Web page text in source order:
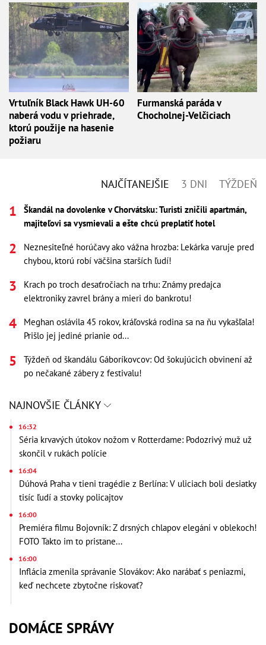
Vrtuľník Black Hawk UH-60
naberá vodu v priehrade,
ktorú použije na hasenie
požiaru
Furmanská paráda v
Chocholnej-Velčiciach
NAJČÍTANEJŠIE 3 DNI TÝŽDEŇ
Škandál na dovolenke v Chorvátsku: Turisti zničili apartmán,
majiteľovi sa vysmievali a ešte chcú preplatiť hotel
Neznesiteľné horúčavy ako vážna hrozba: Lekárka varuje pred
chybou, ktorú robí väčšina starších ľudí!
Krach po troch desaťročiach na trhu: Známy predajca
elektroniky zavrel brány a mieri do bankrotu!
Meghan oslávila 45 rokov, kráľovská rodina sa na ňu vykašľala!
Prišlo jej jediné prianie od...
Týždeň od škandálu Gáboríkovcov: Od šokujúcich obvinení až
po nečakané zábery z festivalu!
NAJNOVŠIE ČLÁNKY
16:32
Séria krvavých útokov nožom v Rotterdame: Podozrivý muž už
skončil v rukách polície
16:04
Dúhová Praha v tieni tragédie z Berlína: V uliciach boli desiatky
tisíc ľudí a stovky policajtov
16:00
Premiéra filmu Bojovník: Z drsných chlapov elegáni v oblekoch!
FOTO Takto im to pristane...
16:00
Inflácia zmenila správanie Slovákov: Ako narábať s peniazmi,
keď nechcete zbytočne riskovať?
DOMÁCE SPRÁVY